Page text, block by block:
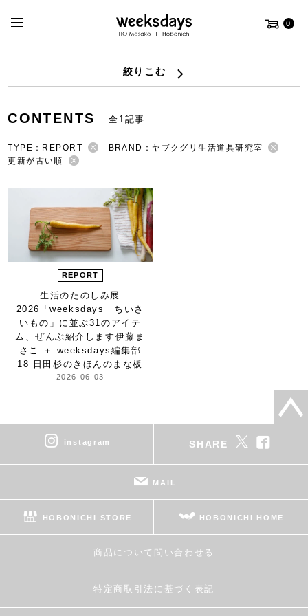
0
絞りこむ
CONTENTS 全1記事
TYPE：REPORT
BRAND：ヤブクグリ生活道具研究室
更新が古い順
REPORT
生活のたのしみ展
2026 「weeksdays ちいさ
いもの」 に並ぶ31のアイテ
ム、ぜんぶ紹介します 伊藤ま
さこ ＋ weeksdays編集部
18 日田杉のきほんのまな板
2026-06-03
instagram SHARE
MAIL
HOBONICHI STORE HOBONICHI HOME
商品について問い合わせる
特定商取引法に基づく表記